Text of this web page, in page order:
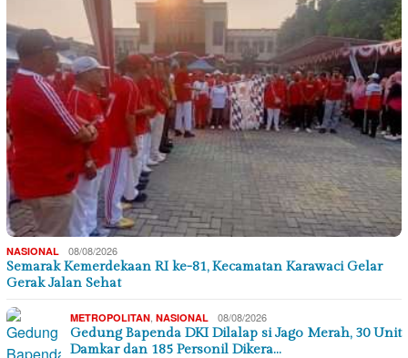
NASIONAL 08/08/2026
Semarak Kemerdekaan RI ke-81, Kecamatan Karawaci Gelar
Gerak Jalan Sehat
METROPOLITAN NASIONAL 08/08/2026
Gedung Bapenda DKI Dilalap si Jago Merah, 30 Unit
Damkar dan 185 Personil Dikera…